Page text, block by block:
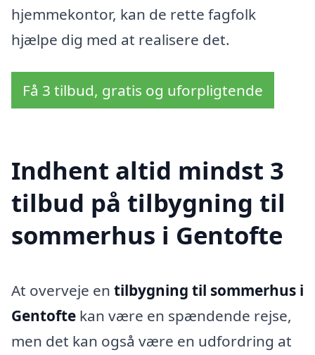
hjemmekontor, kan de rette fagfolk
hjælpe dig med at realisere det.
Få 3 tilbud, gratis og uforpligtende
Indhent altid mindst 3
tilbud på tilbygning til
sommerhus i Gentofte
At overveje en tilbygning til sommerhus i
Gentofte kan være en spændende rejse,
men det kan også være en udfordring at